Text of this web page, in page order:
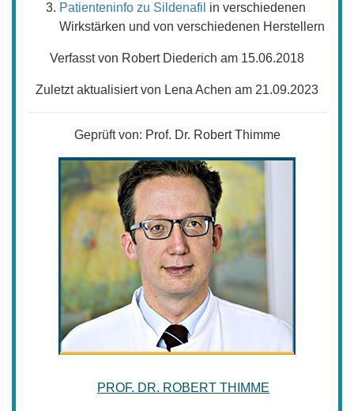
Patienteninfo zu Sildenafil in verschiedenen
Wirkstärken und von verschiedenen Herstellern
Verfasst von Robert Diederich am 15.06.2018
Zuletzt aktualisiert von Lena Achen am 21.09.2023
Geprüft von: Prof. Dr. Robert Thimme
PROF. DR. ROBERT THIMME